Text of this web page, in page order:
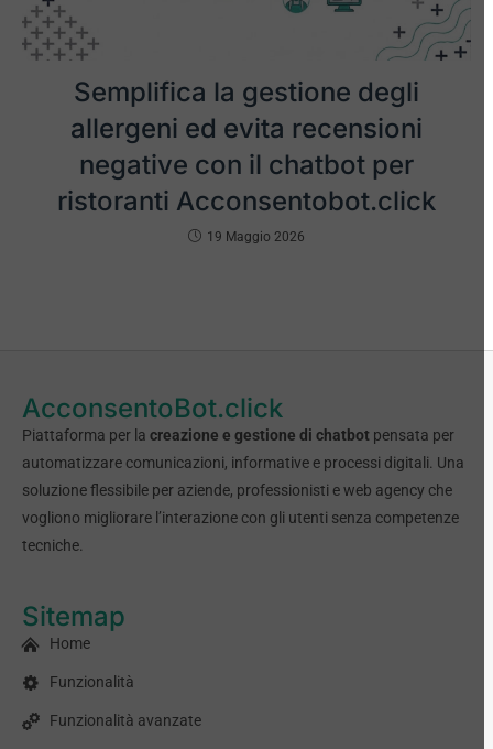
Semplifica la gestione degli
allergeni ed evita recensioni
negative con il chatbot per
ristoranti Acconsentobot.click
19 Maggio 2026
AcconsentoBot.click
Piattaforma per la creazione e gestione di chatbot pensata per
automatizzare comunicazioni, informative e processi digitali. Una
soluzione flessibile per aziende, professionisti e web agency che
vogliono migliorare l’interazione con gli utenti senza competenze
tecniche.
Sitemap
Home
Funzionalità
Funzionalità avanzate